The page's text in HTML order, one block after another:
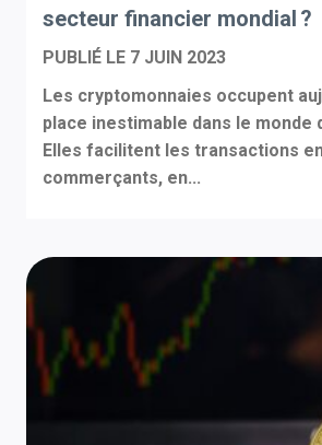
secteur financier mondial ?
PUBLIÉ LE 7 JUIN 2023
Les cryptomonnaies occupent
place inestimable dans le monde
Elles facilitent les transactions
commerçants, en...